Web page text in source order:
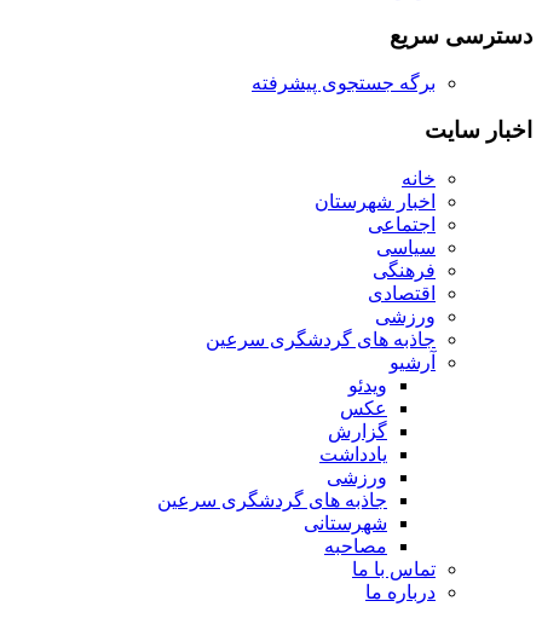
دسترسی سریع
برگه جستجوی پیشرفته
اخبار سایت
خانه
اخبار شهرستان
اجتماعی
سیاسی
فرهنگی
اقتصادی
ورزشی
جاذبه های گردشگری سرعین
آرشیو
ویدئو
عکس
گزارش
یادداشت
ورزشی
جاذبه های گردشگری سرعین
شهرستانی
مصاحبه
تماس با ما
درباره ما